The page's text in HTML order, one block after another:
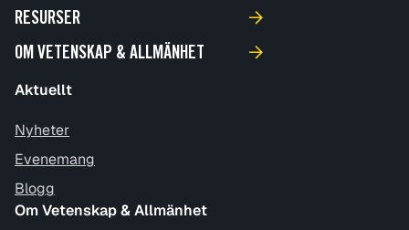
RESURSER
OM VETENSKAP & ALLMÄNHET
Aktuellt
Nyheter
Evenemang
Blogg
Om Vetenskap & Allmänhet